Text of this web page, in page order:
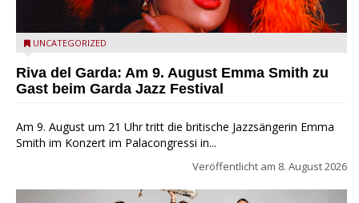
Riva del Garda - Emma Smith zu Gast beim Garda Jazz
UNCATEGORIZED
Riva del Garda: Am 9. August Emma Smith zu
Gast beim Garda Jazz Festival
Am 9. August um 21 Uhr tritt die britische Jazzsängerin Emma
Smith im Konzert im Palacongressi in...
Veröffentlicht am 8. August 2026